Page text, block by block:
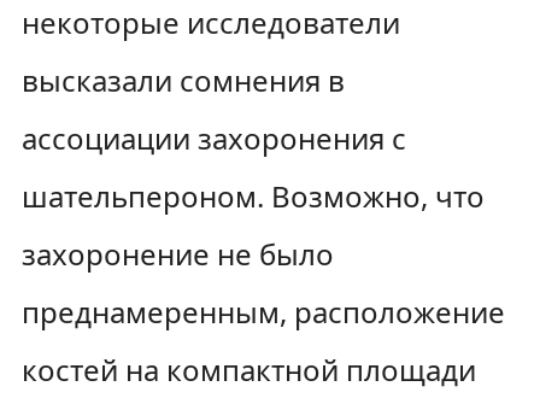
некоторые исследователи
высказали сомнения в
ассоциации захоронения с
шательпероном. Возможно, что
захоронение не было
преднамеренным, расположение
костей на компактной площади